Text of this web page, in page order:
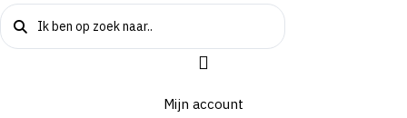
Search
...
Mijn account